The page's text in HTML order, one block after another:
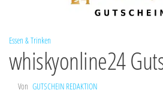
Essen & Trinken
whiskyonline24
Von GUTSCHEIN REDAKTION